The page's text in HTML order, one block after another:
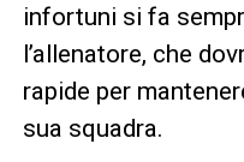
infortuni si fa
l’allenatore, che
rapide per
sua squadra.